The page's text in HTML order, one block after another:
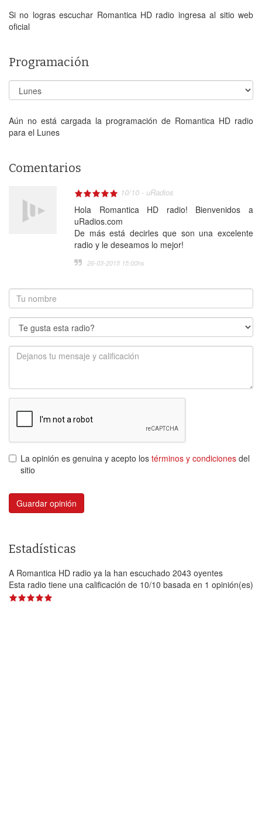
Si no logras escuchar Romantica HD radio ingresa al sitio web
oficial
Programación
Aún no está cargada la programación de Romantica HD radio
para el Lunes
Comentarios
10/10 - uRadios
Hola Romantica HD radio! Bienvenidos a
uRadios.com
De más está decirles que son una excelente
radio y le deseamos lo mejor!
26-03-2015 15:00hs
La opinión es genuina y acepto los términos y condiciones del
sitio
Guardar opinión
Estadísticas
A Romantica HD radio ya la han escuchado 2043 oyentes
Esta radio tiene una calificación de 10/10 basada en 1 opinión(es)